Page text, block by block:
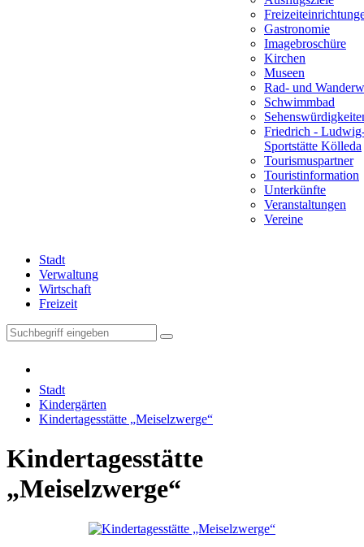
Gastronomie
Imagebroschüre
Kirchen
Museen
Rad- und
Schwimmbad
Friedrich -
Sportstätte Kölleda
Tourismuspartner
Touristinformation
Unterkünfte
Veranstaltungen
Vereine
Stadt
Verwaltung
Wirtschaft
Freizeit
Stadt
Kindergärten
Kindertagesstätte „Meiselzwerge“
Kindertagesstätte
„Meiselzwerge“